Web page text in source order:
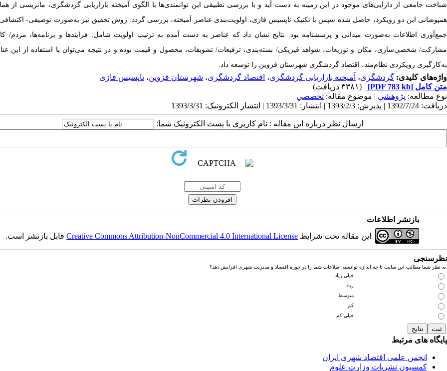
شناخت جامعی از دارایی‌های موجود در این زمینه به دست آید و با بررسی تطبیقی این توانمندی‌ها با الگوی آمیخته بازاریابی گردشگری، ماتریسی از
همپوشانی این دو رویکرد، حاصل شده سپس با تکنیک تاپسیس فازی، اولویت‌بندی عناصر آمیخته، بررسی گردد. روش تحقیق نیز به‌صورت ‌‌توصیفی- اکتشافی
جمع‌آوری اطلاعات به‌صورت میدانی و پرسشنامه بود. نتایج نشان داد که عناصر به دست آمده به ترتیب اولویت شامل: فرایندها و برنامه‌ها، مردم/
مشارکت/ شخصی‌سازی، مکان و توزیعات، شواهد فیزیکی/ بسته‌بندی، ترفیعات/ تشویقات، محصول و قیمت بوده و در نتیجه می‌توان با استفاده از این
به‌کارگیری رویکردی نظام‌مند، اقتصاد گردشگری شهرستان قزوین را توسعه داد.
واژه‌های کلیدی: گردشگری، آمیخته بازاریابی گردشگری، اقتصاد گردشگری، شهرستان قزوین، تاپسیس فازی
متن کامل [PDF 783 kb]
(۳۳۸۱ دریافت)
نوع مطالعه: پژوهشي | موضوع مقاله: تخصصي
دریافت: 1392/7/24 | پذیرش: 1393/2/3 | انتشار: 1393/3/31 | انتشار الکترونیک: 1393/3/31
ارسال نظر درباره این مقاله : نام کاربری یا پست الکترونیک شما:
بازنشر اطلاعات
این مقاله تحت شرایط Creative Commons Attribution-NonCommercial 4.0 International Licenseقابل بازنشر است.
نظرسنجی
به نظر شما مطالب این سایت تا چه اندازه توانسته اطلاعات شما را در حوزه اقتصاد و مدیریت شهری افزایش دهد؟
خیلی زیاد
زیاد
متوسط
کم
خیلی کم
پایگاه های مرتبط
انجمن علمی اقتصاد شهری ایران
کمسیون نشریات وزارت علوم